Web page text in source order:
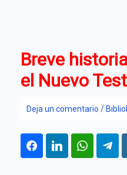
Breve
el Nuevo
Deja un comentario /